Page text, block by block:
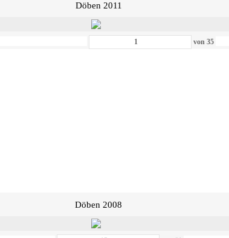
Döben 2011
von35
Döben 2008